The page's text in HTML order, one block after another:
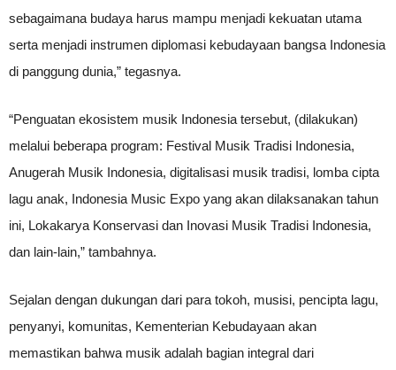
sebagaimana budaya harus mampu menjadi kekuatan utama
serta menjadi instrumen diplomasi kebudayaan bangsa Indonesia
di panggung dunia,” tegasnya.
“Penguatan ekosistem musik Indonesia tersebut, (dilakukan)
melalui beberapa program: Festival Musik Tradisi Indonesia,
Anugerah Musik Indonesia, digitalisasi musik tradisi, lomba cipta
lagu anak, Indonesia Music Expo yang akan dilaksanakan tahun
ini, Lokakarya Konservasi dan Inovasi Musik Tradisi Indonesia,
dan lain-lain,” tambahnya.
Sejalan dengan dukungan dari para tokoh, musisi, pencipta lagu,
penyanyi, komunitas, Kementerian Kebudayaan akan
memastikan bahwa musik adalah bagian integral dari